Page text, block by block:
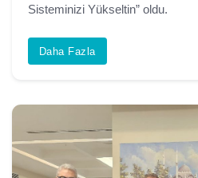
Sisteminizi Yükseltin” oldu.
Daha Fazla